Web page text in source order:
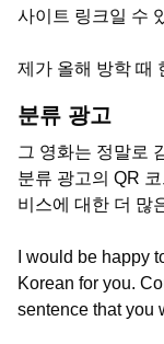
사이트 링크일 수
제가 올해 방학 때
분류 광고
그 영화는 정말로
분류 광고의 QR
비스에 대한 더 많
I would be happy
Korean for you.
sentence that you